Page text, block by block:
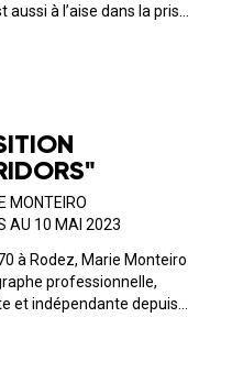
aussi à l’aise dans la prise
travail titanesque
MONTEIRO
AU 10 MAI 2023
à Rodez, Marie Monteiro
professionnelle,
et indépendante depuis